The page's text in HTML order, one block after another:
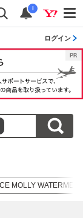
i
ログイン
MOLLY